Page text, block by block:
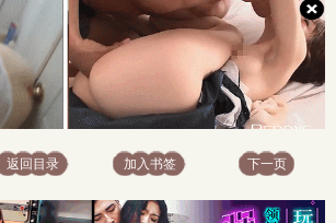
返回目录 加入书签 下一页